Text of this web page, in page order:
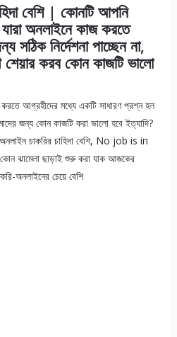
বেশি | কোনটি আপনি
অনলাইনে কাজ করতে
নির্দেশনা পাচ্ছেন না,
করব কোন কাজটি ভালো
আগ্রহীদের মধ্যে একটি সাধারণ প্রশ্ন হল
জন্য কোন কাজটি করা ভালো হবে ইত্যাদি?
চাকরির চাহিদা বেশি, No job is in
ছাড়াই শুরু করা যাক আজকের
অনলাইনের চেয়ে বেশি